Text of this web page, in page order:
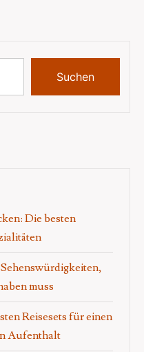
Suchen
Die besten
muss
Reisesets für einen
Aufenthalt